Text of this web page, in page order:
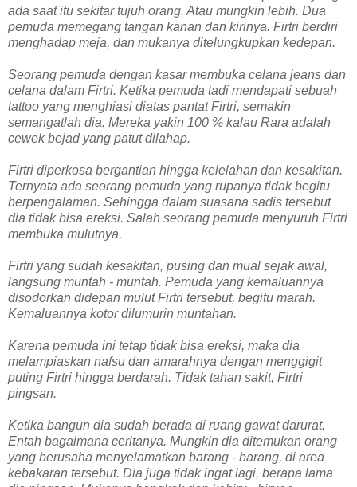
ada saat itu sekitar tujuh orang. Atau mungkin lebih. Dua
pemuda memegang tangan kanan dan kirinya. Firtri berdiri
menghadap meja, dan mukanya ditelungkupkan kedepan.
Seorang pemuda dengan kasar membuka celana jeans dan
celana dalam Firtri. Ketika pemuda tadi mendapati sebuah
tattoo yang menghiasi diatas pantat Firtri, semakin
semangatlah dia. Mereka yakin 100 % kalau Rara adalah
cewek bejad yang patut dilahap.
Firtri diperkosa bergantian hingga kelelahan dan kesakitan.
Ternyata ada seorang pemuda yang rupanya tidak begitu
berpengalaman. Sehingga dalam suasana sadis tersebut
dia tidak bisa ereksi. Salah seorang pemuda menyuruh Firtri
membuka mulutnya.
Firtri yang sudah kesakitan, pusing dan mual sejak awal,
langsung muntah - muntah. Pemuda yang kemaluannya
disodorkan didepan mulut Firtri tersebut, begitu marah.
Kemaluannya kotor dilumurin muntahan.
Karena pemuda ini tetap tidak bisa ereksi, maka dia
melampiaskan nafsu dan amarahnya dengan menggigit
puting Firtri hingga berdarah. Tidak tahan sakit, Firtri
pingsan.
Ketika bangun dia sudah berada di ruang gawat darurat.
Entah bagaimana ceritanya. Mungkin dia ditemukan orang
yang berusaha menyelamatkan barang - barang, di area
kebakaran tersebut. Dia juga tidak ingat lagi, berapa lama